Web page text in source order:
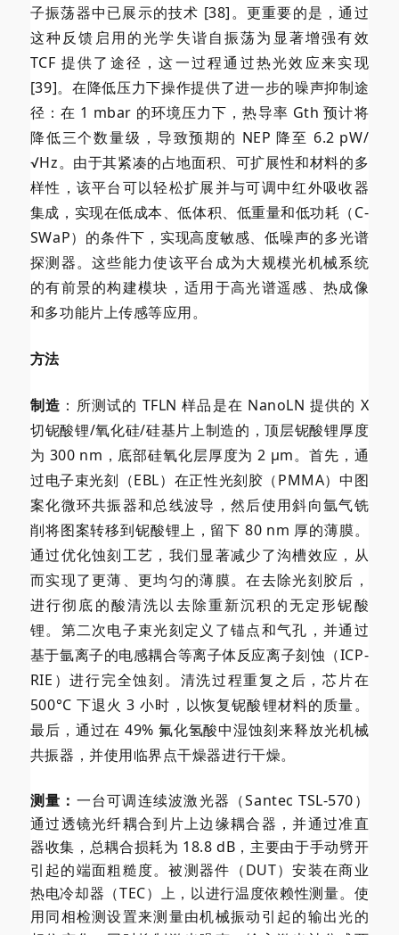
子振荡器中已展示的技术 [38]。更重要的是，通过
这种反馈启用的光学失谐自振荡为显著增强有效
TCF 提供了途径，这一过程通过热光效应来实现
[39]。在降低压力下操作提供了进一步的噪声抑制途
径：在 1 mbar 的环境压力下，热导率 Gth 预计将
降低三个数量级，导致预期的 NEP 降至 6.2 pW/
√Hz。由于其紧凑的占地面积、可扩展性和材料的多
样性，该平台可以轻松扩展并与可调中红外吸收器
集成，实现在低成本、低体积、低重量和低功耗（C-
SWaP）的条件下，实现高度敏感、低噪声的多光谱
探测器。这些能力使该平台成为大规模光机械系统
的有前景的构建模块，适用于高光谱遥感、热成像
和多功能片上传感等应用。
方法
制造 ：所测试的 TFLN 样品是在 NanoLN 提供的 X
切铌酸锂/氧化硅/硅基片上制造的，顶层铌酸锂厚度
为 300 nm，底部硅氧化层厚度为 2 µm。首先，通
过电子束光刻（EBL）在正性光刻胶（PMMA）中图
案化微环共振器和总线波导，然后使用斜向氩气铣
削将图案转移到铌酸锂上，留下 80 nm 厚的薄膜。
通过优化蚀刻工艺，我们显著减少了沟槽效应，从
而实现了更薄、更均匀的薄膜。在去除光刻胶后，
进行彻底的酸清洗以去除重新沉积的无定形铌酸
锂。第二次电子束光刻定义了锚点和气孔，并通过
基于氩离子的电感耦合等离子体反应离子刻蚀（ICP-
RIE）进行完全蚀刻。清洗过程重复之后，芯片在
500°C 下退火 3 小时，以恢复铌酸锂材料的质量。
最后，通过在 49% 氟化氢酸中湿蚀刻来释放光机械
共振器，并使用临界点干燥器进行干燥。
测量： 一台可调连续波激光器（Santec TSL-570）
通过透镜光纤耦合到片上边缘耦合器，并通过准直
器收集，总耦合损耗为 18.8 dB，主要由于手动劈开
引起的端面粗糙度。被测器件（DUT）安装在商业
热电冷却器（TEC）上，以进行温度依赖性测量。使
用同相检测设置来测量由机械振动引起的输出光的